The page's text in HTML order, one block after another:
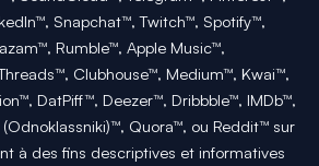
Snapchat™, Twitch™, Spotify™,
Rumble™, Apple Music™,
Clubhouse™, Medium™, Kwai™,
DatPiff™, Deezer™, Dribbble™, IMDb™,
Quora™, ou Reddit™ sur
à des fins descriptives et informatives